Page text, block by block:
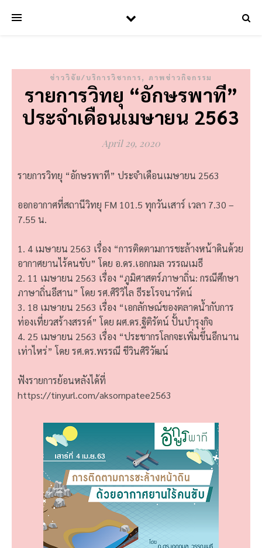
ข่าววิจัย/บริการวิชาการ, ภาพข่าวกิจกรรม
รายการวิทยุ “อักษรพาที”
ประจำเดือนเมษายน 2563
April 29, 2020
รายการวิทยุ “อักษรพาที” ประจำเดือนเมษายน 2563
ออกอากาศที่สถานีวิทยุ FM 101.5 ทุกวันเสาร์ เวลา 7.30 –
7.55 น.
1. 4 เมษายน 2563 เรื่อง “การติดตามการชะล้างหน้าดินด้วย
อากาศยานไร้คนขับ” โดย อ.ดร.เอกกมล วรรณเมธี
2. 11 เมษายน 2563 เรื่อง “ภูมิศาสตร์ภาษาถิ่น: กรณีศึกษา
ภาษาถิ่นอีสาน” โดย รศ.ศิริวิไล ธีระโรจนารัตน์
3. 18 เมษายน 2563 เรื่อง “เอกลักษณ์ของตลาดน้ำกับการ
ท่องเที่ยวสร้างสรรค์” โดย ผศ.ดร.ฐิติรัตน์ ปั้นบำรุงกิจ
4. 25 เมษายน 2563 เรื่อง “ประชากรโลกจะเพิ่มขึ้นอีกนาน
เท่าไหร่” โดย รศ.ดร.พรรณี ชีวินศิริวัฒน์
ฟังรายการย้อนหลังได้ที่
https://tinyurl.com/aksornpatee2563